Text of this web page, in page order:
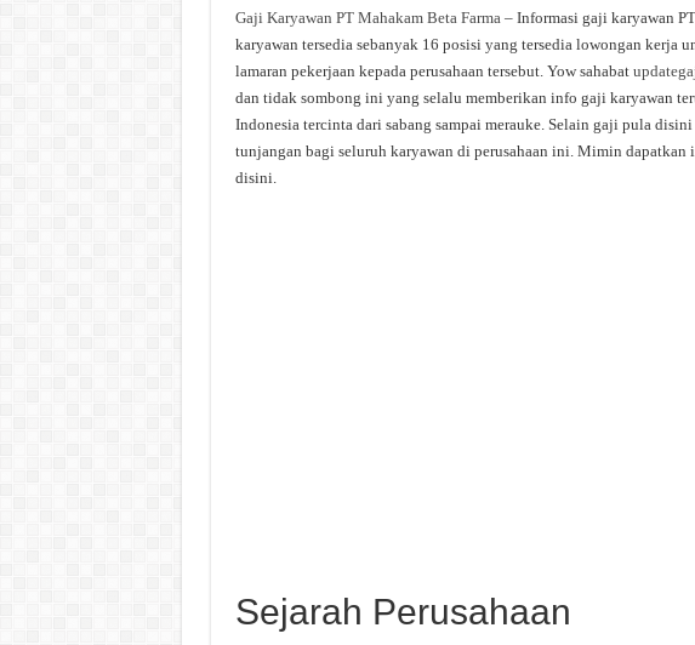
Gaji Karyawan PT Mahakam Beta Farma– Informasi gaji karyawan
karyawan tersedia sebanyak 16 posisi yang tersedia lowongan kerja
lamaran pekerjaan kepada perusahaan tersebut. Yow sahabat
dan tidak sombong ini yang selalu memberikan info gaji karyawan
Indonesia tercinta dari sabang sampai merauke. Selain gaji pula
tunjangan bagi seluruh karyawan di perusahaan ini. Mimin
disini.
Sejarah Perusahaan